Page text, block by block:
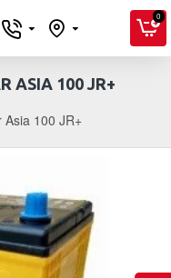
0
Asia 100 JR+
100 JR+